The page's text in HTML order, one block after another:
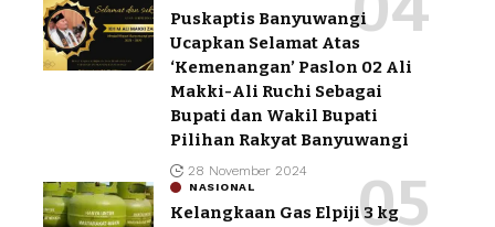
Puskaptis Banyuwangi
Ucapkan Selamat Atas
‘Kemenangan’ Paslon 02 Ali
Makki-Ali Ruchi Sebagai
Bupati dan Wakil Bupati
Pilihan Rakyat Banyuwangi
28 November 2024
NASIONAL
Kelangkaan Gas Elpiji 3 kg